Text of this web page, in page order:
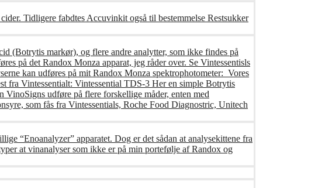
Tidligere fabdtes Accuvinkit også til bestemmelse Restsukker
(Botrytis markør), og flere andre analytter, som ikke findes på
på det Randox Monza apparat, jeg råder over. Se Vintessentisls
kan udføres på mit Randox Monza spektrophotometer: Vores
fra Vintessentialt: Vintessential TDS-3 Her en simple Botrytis
udføre på flere forskellige måder, enten med
som fås fra Vintessentials, Roche Food Diagnostric, Unitech
“Enoanalyzer” apparatet. Dog er det sådan at analysekittene fra
at vinanalyser som ikke er på min portefølje af Randox og